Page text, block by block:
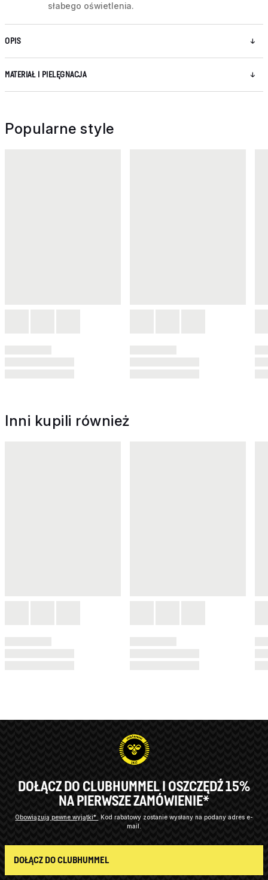
słabego oświetlenia.
OPIS
MATERIAŁ I PIELĘGNACJA
Popularne style
Inni kupili również
DOŁĄCZ DO CLUBHUMMEL I OSZCZĘDŹ 15%
NA PIERWSZE ZAMÓWIENIE*
Obowiązują pewne wyjątki*
Kod rabatowy zostanie wysłany na podany adres e-
mail.
DOŁĄCZ DO CLUBHUMMEL